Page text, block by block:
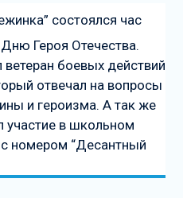
состоялся час
Героя Отечества.
ветеран боевых действий
отвечал на вопросы
и героизма. А так же
участие в школьном
номером “Десантный